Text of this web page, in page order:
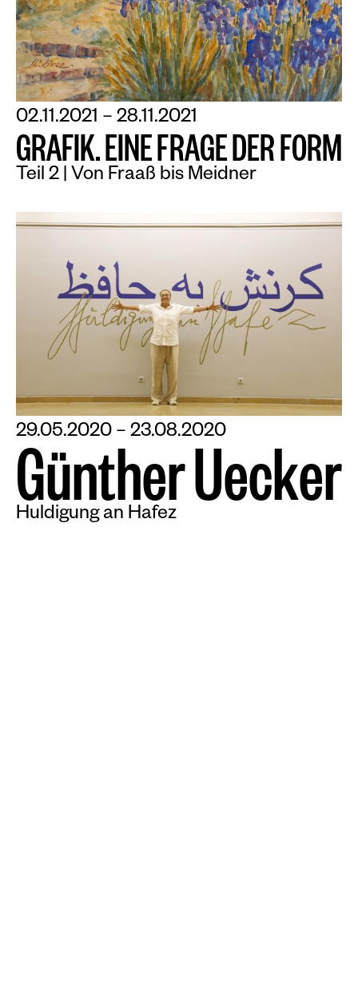
02.11.2021 – 28.11.2021
GRAFIK.EINEFRAGEDERFORM
Teil 2 | Von Fraaß bis Meidner
29.05.2020 – 23.08.2020
GüntherUecker
Huldigung an Hafez